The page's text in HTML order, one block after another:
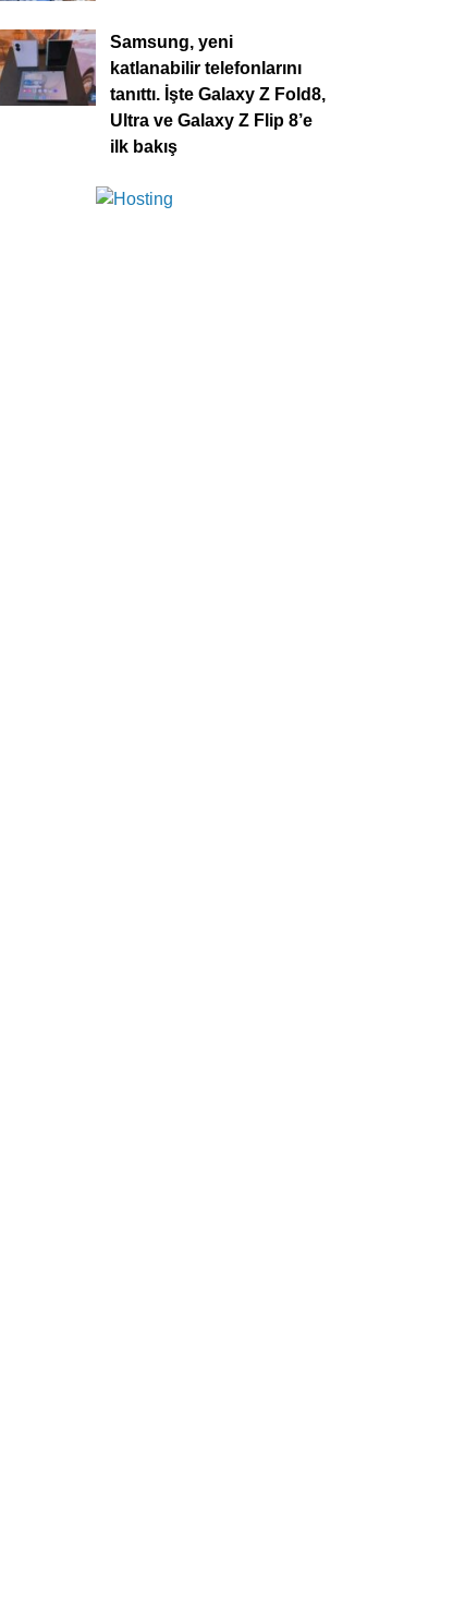
Samsung, yeni
katlanabilir telefonlarını
tanıttı. İşte Galaxy Z Fold8,
Ultra ve Galaxy Z Flip 8’e
ilk bakış